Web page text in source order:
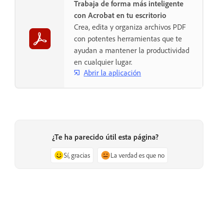
Trabaja de forma más inteligente
con Acrobat en tu escritorio
Crea, edita y organiza archivos PDF
con potentes herramientas que te
ayudan a mantener la productividad
en cualquier lugar.
Abrir la aplicación
¿Te ha parecido útil esta página?
Sí, gracias La verdad es que no